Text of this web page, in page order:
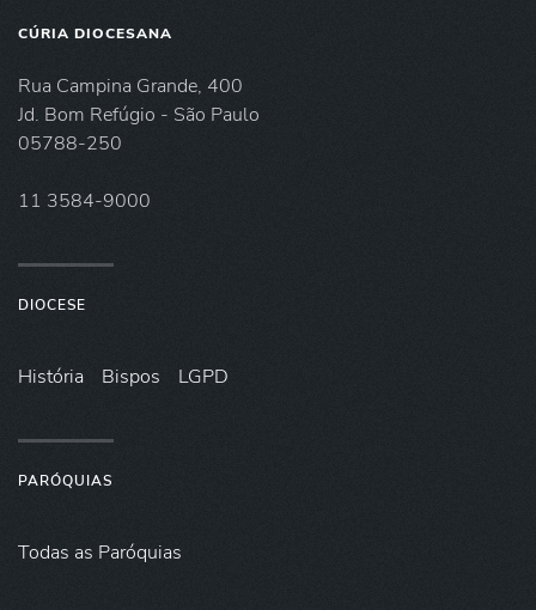
CÚRIA DIOCESANA
Rua Campina Grande, 400
Jd. Bom Refúgio - São Paulo
05788-250
11 3584-9000
DIOCESE
História Bispos LGPD
PARÓQUIAS
Todas as Paróquias